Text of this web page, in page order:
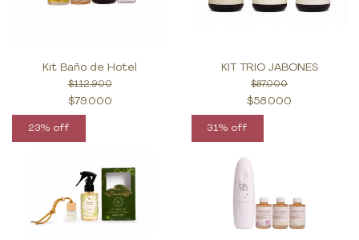
Kit Baño de Hotel
$112.900
$79.000
KIT TRIO JABONES
$87.000
$58.000
23% off 31% off